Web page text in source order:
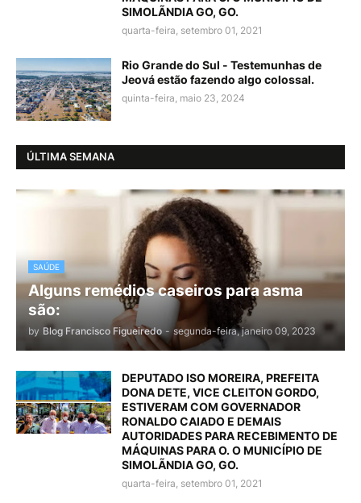
SIMOLÃNDIA GO, GO.
quarta-feira, setembro 01, 2021
Rio Grande do Sul - Testemunhas de
Jeová estão fazendo algo colossal.
quinta-feira, maio 23, 2024
ÚLTIMA SEMANA
SAÚDE
Alguns remédios caseiros para asma
são:
by Blog Francisco Figueiredo - segunda-feira, janeiro 09, 2023
DEPUTADO ISO MOREIRA, PREFEITA
DONA DETE, VICE CLEITON GORDO,
ESTIVERAM COM GOVERNADOR
RONALDO CAIADO E DEMAIS
AUTORIDADES PARA RECEBIMENTO DE
MÁQUINAS PARA O. O MUNICÍPIO DE
SIMOLÃNDIA GO, GO.
quarta-feira, setembro 01, 2021